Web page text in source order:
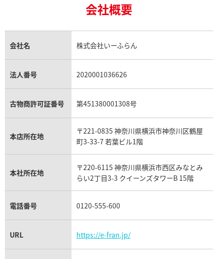
金貨買取
貴金属買取
銀・シルバー買取
パラジウム買取
トパーズ買取
タンザナイト買取
キャッツアイ買取
アクアマリン買取
ロレックス エクスプローラー買取
ロレックス デイトジャスト買取
パテック フィリップノーチラス買取
ヴァシュロン・コンスタンタン買取
オメガ買取
カルティエ買取
フランク ミュラー買取
リシャール・ミル買取
パネライ買取
チューダー（チュードル）買取
シャネル マトラッセ買取
セリーヌ買取
プラダ買取
ヴァンクリーフ＆アーペル買取
ショーメ買取
ダミアーニ買取
モーブッサン買取
会社概要
会社名 株式会社いーふらん
法人番号 2020001036626
古物商許可証番号 第451380001308号
本店所在地
〒221-0835 神奈川県横浜市神奈川区鶴屋
町3-33-7 若葉ビル1階
本社所在地
〒220-6115 神奈川県横浜市西区みなとみ
らい2丁目3-3 クイーンズタワーB 15階
電話番号 0120-555-600
URL https://e-fran.jp/